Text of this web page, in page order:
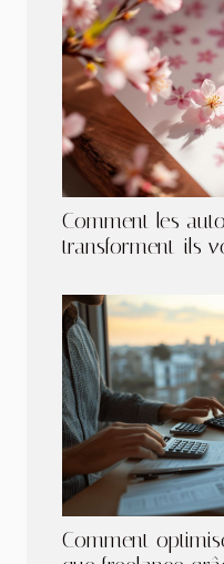
Comment les
transforment-ils
Comment